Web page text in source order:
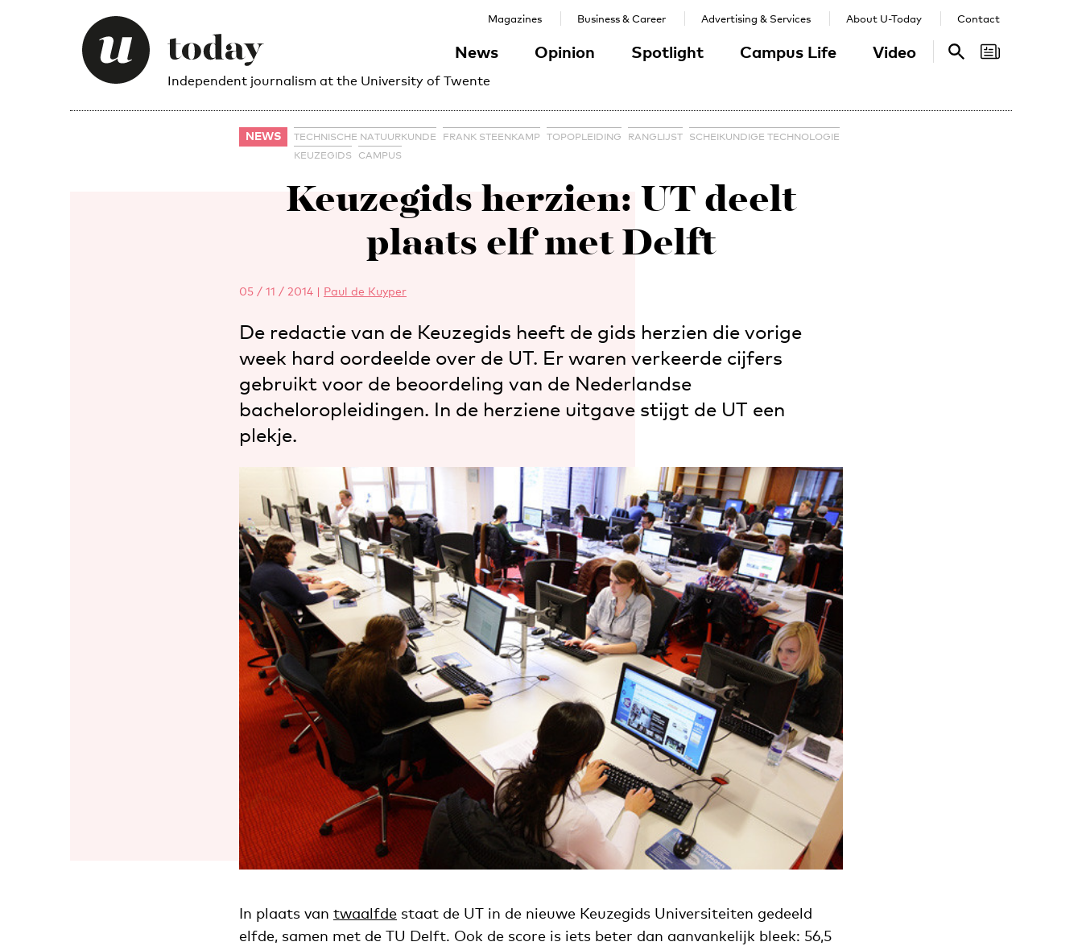
Independent journalism at the University of Twente
News Opinion Spotlight Campus Life Video
Magazines Business & Career Advertising & Services About U-Today Contact
Search
NEWS TECHNISCHE NATUURKUNDE FRANK STEENKAMP TOPOPLEIDING RANGLIJST
SCHEIKUNDIGE TECHNOLOGIE
KEUZEGIDS
CAMPUS
Keuzegids herzien: UT deelt
plaats elf met Delft
05 / 11 / 2014 | Paul de Kuyper
De redactie van de Keuzegids heeft de gids herzien die vorige
week hard oordeelde over de UT. Er waren verkeerde cijfers
gebruikt voor de beoordeling van de Nederlandse
bacheloropleidingen. In de herziene uitgave stijgt de UT een
plekje.
In plaats van twaalfde staat de UT in de nieuwe Keuzegids Universiteiten gedeeld
elfde, samen met de TU Delft. Ook de score is iets beter dan aanvankelijk bleek: 56,5